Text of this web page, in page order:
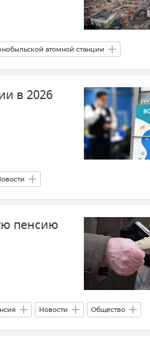
атомной станции
в 2026
пенсию
Новости Общество